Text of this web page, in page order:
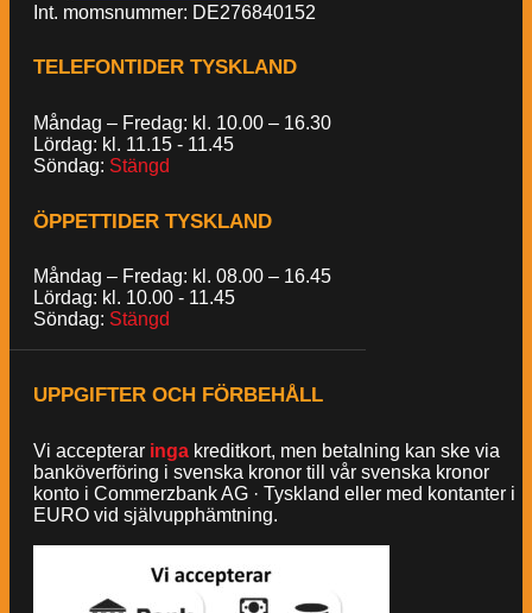
Int. momsnummer: DE276840152
TELEFONTIDER TYSKLAND
Måndag – Fredag: kl. 10.00 – 16.30
Lördag: kl. 11.15 - 11.45
Söndag: Stängd
ÖPPETTIDER TYSKLAND
Måndag – Fredag: kl. 08.00 – 16.45
Lördag: kl. 10.00 - 11.45
Söndag: Stängd
UPPGIFTER OCH FÖRBEHÅLL
Vi accepterar inga kreditkort, men betalning kan ske via
banköverföring i svenska kronor till vår svenska kronor
konto i Commerzbank AG · Tyskland eller med kontanter i
EURO vid självupphämtning.